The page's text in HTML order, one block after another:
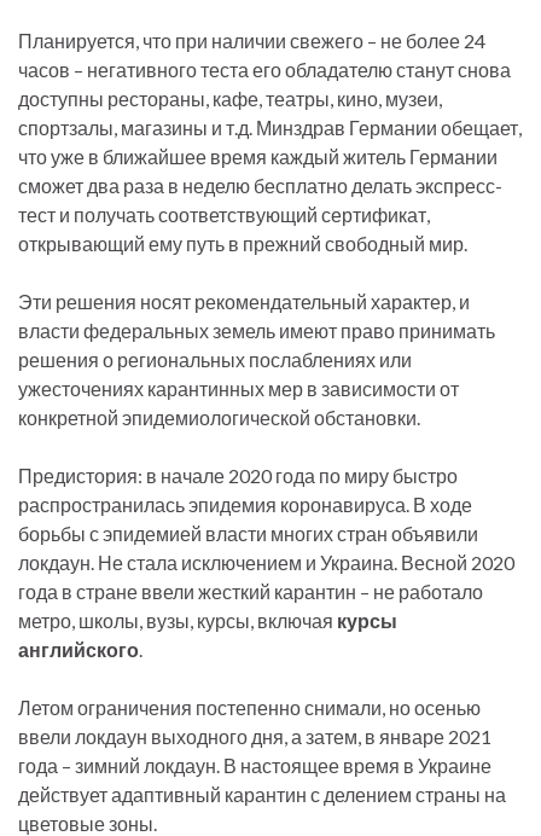
Планируется, что при наличии свежего – не более 24
часов – негативного теста его обладателю станут снова
доступны рестораны, кафе, театры, кино, музеи,
спортзалы, магазины и т.д. Минздрав Германии обещает,
что уже в ближайшее время каждый житель Германии
сможет два раза в неделю бесплатно делать экспресс-
тест и получать соответствующий сертификат,
открывающий ему путь в прежний свободный мир.
Эти решения носят рекомендательный характер, и
власти федеральных земель имеют право принимать
решения о региональных послаблениях или
ужесточениях карантинных мер в зависимости от
конкретной эпидемиологической обстановки.
Предистория: в начале 2020 года по миру быстро
распространилась эпидемия коронавируса. В ходе
борьбы с эпидемией власти многих стран объявили
локдаун. Не стала исключением и Украина. Весной 2020
года в стране ввели жесткий карантин – не работало
метро, школы, вузы, курсы, включая курсы
английского.
Летом ограничения постепенно снимали, но осенью
ввели локдаун выходного дня, а затем, в январе 2021
года – зимний локдаун. В настоящее время в Украине
действует адаптивный карантин с делением страны на
цветовые зоны.